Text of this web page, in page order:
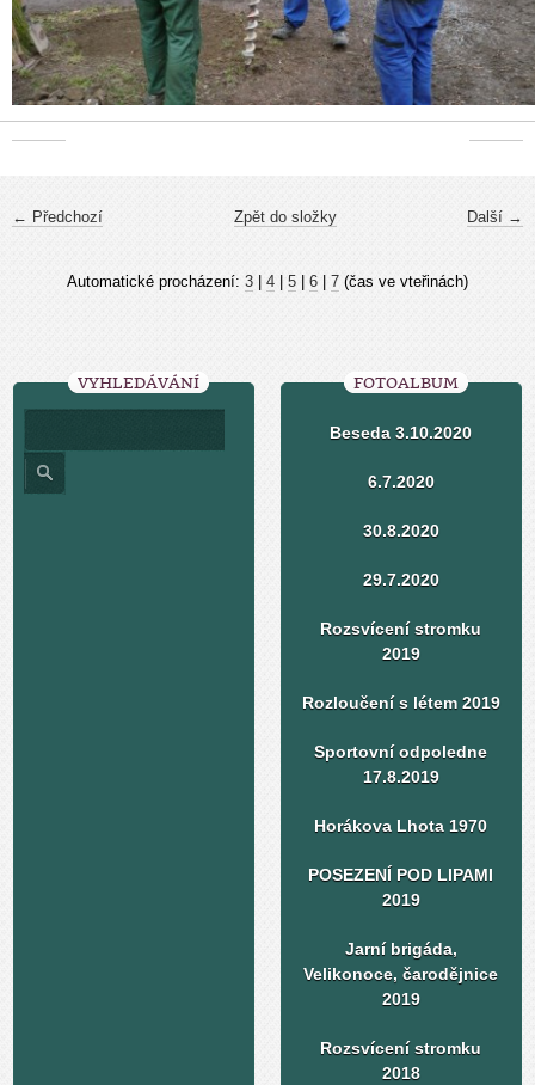
← Předchozí Další →
Zpět do složky
Automatické procházení: 3 4 5 6 7 (čas ve vteřinách)
VYHLEDÁVÁNÍ FOTOALBUM
Beseda 3.10.2020
6.7.2020
30.8.2020
29.7.2020
Rozsvícení stromku
2019
Rozloučení s létem 2019
Sportovní odpoledne
17.8.2019
Horákova Lhota 1970
POSEZENÍ POD LIPAMI
2019
Jarní brigáda,
Velikonoce, čarodějnice
2019
Rozsvícení stromku
2018